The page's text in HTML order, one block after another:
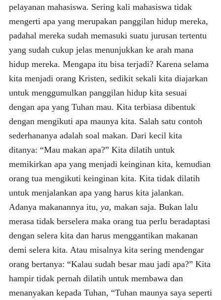
pelayanan mahasiswa. Sering kali mahasiswa tidak
mengerti apa yang merupakan panggilan hidup mereka,
padahal mereka sudah memasuki suatu jurusan tertentu
yang sudah cukup jelas menunjukkan ke arah mana
hidup mereka. Mengapa itu bisa terjadi? Karena selama
kita menjadi orang Kristen, sedikit sekali kita diajarkan
untuk menggumulkan panggilan hidup kita sesuai
dengan apa yang Tuhan mau. Kita terbiasa dibentuk
dengan mengikuti apa maunya kita. Salah satu contoh
sederhananya adalah soal makan. Dari kecil kita
ditanya: “Mau makan apa?” Kita dilatih untuk
memikirkan apa yang menjadi keinginan kita, kemudian
orang tua mengikuti keinginan kita. Kita tidak dilatih
untuk menjalankan apa yang harus kita jalankan.
Adanya makanannya itu, ya, makan saja. Bukan lalu
merasa tidak berselera maka orang tua perlu beradaptasi
dengan selera kita dan harus menggantikan makanan
demi selera kita. Atau misalnya kita sering mendengar
orang bertanya: “Kalau sudah besar mau jadi apa?” Kita
hampir tidak pernah dilatih untuk membawa dan
menanyakan kepada Tuhan, “Tuhan maunya saya seperti